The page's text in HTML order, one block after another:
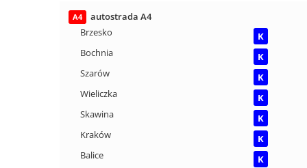
A4
autostrada A4
Brzesko
K
Bochnia
K
Szarów
K
Wieliczka
K
Skawina
K
Kraków
K
Balice
K